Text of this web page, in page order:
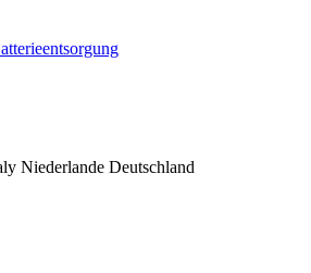
Niederlande Deutschland